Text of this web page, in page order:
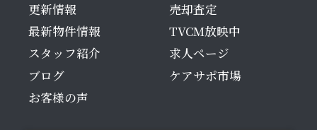
更新情報
最新物件情報
スタッフ紹介
ブログ
お客様の声
売却査定
TVCM放映中
求人ページ
ケアサポ市場